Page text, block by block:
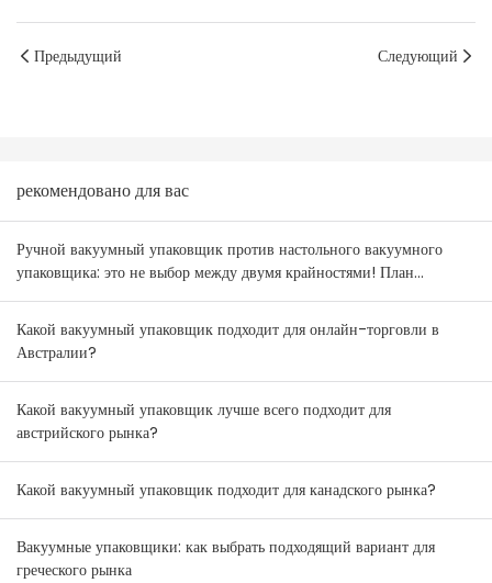
Предыдущий Следующий
рекомендовано для вас
Ручной вакуумный упаковщик против настольного вакуумного
упаковщика: это не выбор между двумя крайностями! План
комбинирования товаров для оптовиков Австралии и Новой
Зеландии.
Какой вакуумный упаковщик подходит для онлайн-торговли в
Австралии?
Какой вакуумный упаковщик лучше всего подходит для
австрийского рынка?
Какой вакуумный упаковщик подходит для канадского рынка?
Вакуумные упаковщики: как выбрать подходящий вариант для
греческого рынка